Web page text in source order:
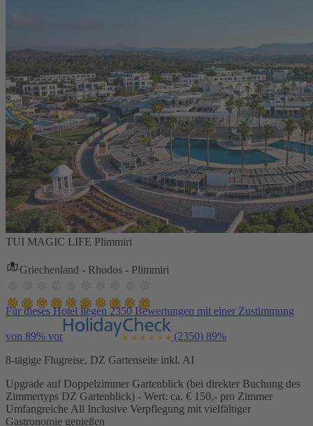
TUI MAGIC LIFE Plimmiri
Griechenland - Rhodos - Plimmiri
Für dieses Hotel liegen 2350 Bewertungen mit einer Zustimmung
von 89% vor (2350) 89%
8-tägige Flugreise, DZ Gartenseite inkl. AI
Upgrade auf Doppelzimmer Gartenblick (bei direkter Buchung des
Zimmertyps DZ Gartenblick) - Wert: ca. € 150,- pro Zimmer
Umfangreiche All Inclusive Verpflegung mit vielfältiger
Gastronomie genießen